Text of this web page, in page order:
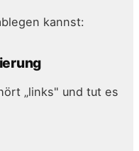
kannst:
„links" und tut es